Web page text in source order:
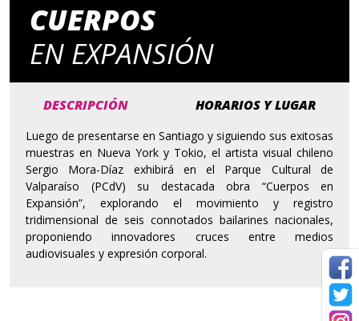
CUERPOS
EN EXPANSIÓN
DESCRIPCIÓN HORARIOS Y LUGAR
Luego de presentarse en Santiago y siguiendo sus exitosas
muestras en Nueva York y Tokio, el artista visual chileno
Sergio Mora-Díaz exhibirá en el Parque Cultural de
Valparaíso (PCdV) su destacada obra “Cuerpos en
Expansión”, explorando el movimiento y registro
tridimensional de seis connotados bailarines nacionales,
proponiendo innovadores cruces entre medios
audiovisuales y expresión corporal.